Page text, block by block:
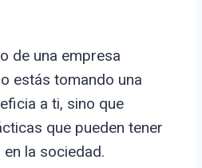
de una empresa
estás tomando una
a ti, sino que
que pueden tener
la sociedad.